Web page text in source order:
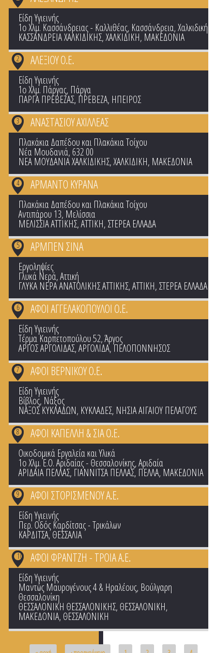
Είδη Υγιεινής
1ο Χλμ. Κασσάνδρειας - Καλλιθέας, Κασσάνδρεια, Χαλκιδική
ΚΑΣΣΑΝΔΡΕΙΑ ΧΑΛΚΙΔΙΚΗΣ,ΧΑΛΚΙΔΙΚΗ, ΜΑΚΕΔΟΝΙΑ
ΑΛΕΞΙΟΥ Ο.Ε.
2
Είδη Υγιεινής
1ο Χλμ. Πάργας, Πάργα
ΠΑΡΓΑ ΠΡΕΒΕΖΑΣ, ΠΡΕΒΕΖΑ, ΗΠΕΙΡΟΣ
ΑΝΑΣΤΑΣΙΟΥ ΑΧΙΛΛΕΑΣ
3
Πλακάκια Δαπέδου και Πλακάκια Τοίχου
Νέα Μουδανιά, 632 00
ΝΕΑ ΜΟΥΔΑΝΙΑ ΧΑΛΚΙΔΙΚΗΣ,ΧΑΛΚΙΔΙΚΗ, ΜΑΚΕΔΟΝΙΑ
ΑΡΜΑΝΤΟ ΚΥΡΑΝΑ
4
Πλακάκια Δαπέδου και Πλακάκια Τοίχου
Αντιπάρου 13, Μελίσσια
ΜΕΛΙΣΣΙΑ ΑΤΤΙΚΗΣ,ΑΤΤΙΚΗ, ΣΤΕΡΕΑ ΕΛΛΑΔΑ
ΑΡΜΠΕΝ ΣΙΝΑ
5
Εργοληψίες
Γλυκά Νερά, Αττική
ΓΛΥΚΑ ΝΕΡΑ ΑΝΑΤΟΛΙΚΗΣ ΑΤΤΙΚΗΣ,ΑΤΤΙΚΗ, ΣΤΕΡΕΑ ΕΛΛΑΔΑ
ΑΦΟΙ ΑΓΓΕΛΑΚΟΠΟΥΛΟΙ Ο.Ε.
6
Είδη Υγιεινής
Τέρμα Καρπετοπούλου 52, Άργος
ΑΡΓΟΣ ΑΡΓΟΛΙΔΑΣ,ΑΡΓΟΛΙΔΑ,ΠΕΛΟΠΟΝΝΗΣΟΣ
ΑΦΟΙ ΒΕΡΝΙΚΟΥ Ο.Ε.
7
Είδη Υγιεινής
Βίβλος, Νάξος
ΝΑΞΟΣ ΚΥΚΛΑΔΩΝ, ΚΥΚΛΑΔΕΣ, ΝΗΣΙΑ ΑΙΓΑΙΟΥ ΠΕΛΑΓΟΥΣ
ΑΦΟΙ ΚΑΠΕΛΛΗ & ΣΙΑ Ο.Ε.
8
Οικοδομικά Εργαλεία και Υλικά
1ο Χλμ. Ε.Ο. Αριδαίας - Θεσσαλονίκης, Αριδαία
ΑΡΙΔΑΙΑ ΠΕΛΛΑΣ, ΓΙΑΝΝΙΤΣΑ ΠΕΛΛΑΣ, ΠΕΛΛΑ, ΜΑΚΕΔΟΝΙΑ
ΑΦΟΙ ΣΤΟΡΙΣΜΕΝΟΥ Α.Ε.
9
Είδη Υγιεινής
Περ. Οδός Καρδίτσας - Τρικάλων
ΚΑΡΔΙΤΣΑ,ΘΕΣΣΑΛΙΑ
ΑΦΟΙ ΦΡΑΝΤΖΗ - ΤΡΟΙΑ Α.Ε.
10
Είδη Υγιεινής
Μαντώς Μαυρογένους 4 & Ηραλέους, Βούλγαρη
Θεσσαλονίκη
ΘΕΣΣΑΛΟΝΙΚΗ ΘΕΣΣΑΛΟΝΙΚΗΣ, ΘΕΣΣΑΛΟΝΙΚΗ,
ΜΑΚΕΔΟΝΙΑ, ΘΕΣΣΑΛΟΝΙΚΗ